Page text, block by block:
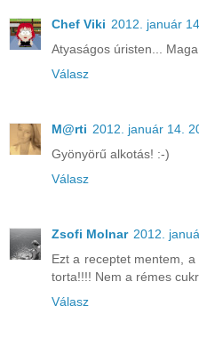
Chef Viki 2012. január
Atyaságos úristen...
Válasz
M@rti 2012. január 14.
Gyönyörű alkotás! :-)
Válasz
Zsofi Molnar 2012.
Ezt a receptet mentem,
torta!!!! Nem a rémes
Válasz